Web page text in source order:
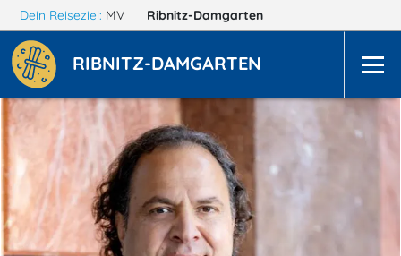
Dein Reiseziel: MV Ribnitz-Damgarten
RIBNITZ-DAMGARTEN